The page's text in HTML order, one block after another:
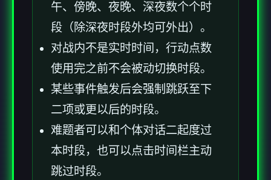
午、傍晚、夜晚、深夜数个个时
段（除深夜时段外均可外出）。
对战内不是实时时间，行动点数
使用完之前不会被动切换时段。
某些事件触发后会强制跳跃至下
二项或更以后的时段。
难题者可以和个体对话二起度过
本时段，也可以点击时间栏主动
跳过时段。